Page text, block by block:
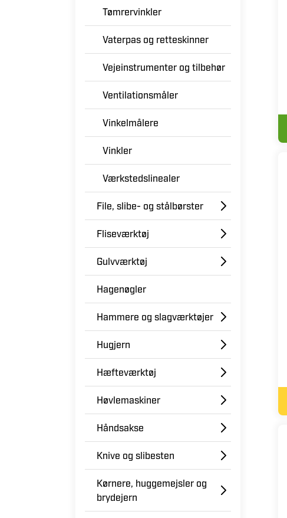
Tømrervinkler
Vaterpas og retteskinner
Vejeinstrumenter og tilbehør
Ventilationsmåler
Vinkelmålere
Vinkler
Værkstedslinealer
File, slibe- og stålbørster
Fliseværktøj
Gulvværktøj
Hagenøgler
Hammere og slagværktøjer
Hugjern
Hæfteværktøj
Høvlemaskiner
Håndsakse
Knive og slibesten
Kørnere, huggemejsler og
brydejern